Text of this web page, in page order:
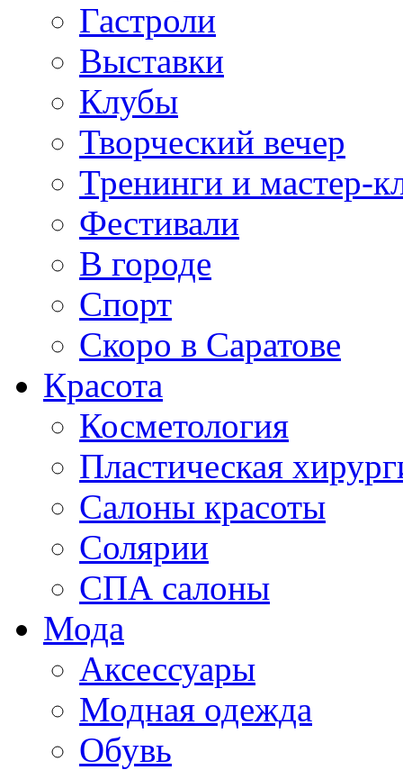
Гастроли
Выставки
Клубы
Творческий вечер
Тренинги и мастер-
Фестивали
В городе
Спорт
Скоро в Саратове
Красота
Косметология
Пластическая
Салоны красоты
Солярии
СПА салоны
Мода
Аксессуары
Модная одежда
Обувь